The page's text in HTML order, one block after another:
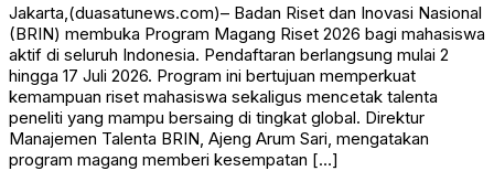
Jakarta,(duasatunews.com)– Badan Riset dan Inovasi Nasional
(BRIN) membuka Program Magang Riset 2026 bagi mahasiswa
aktif di seluruh Indonesia. Pendaftaran berlangsung mulai 2
hingga 17 Juli 2026. Program ini bertujuan memperkuat
kemampuan riset mahasiswa sekaligus mencetak talenta
peneliti yang mampu bersaing di tingkat global. Direktur
Manajemen Talenta BRIN, Ajeng Arum Sari, mengatakan
program magang memberi kesempatan […]